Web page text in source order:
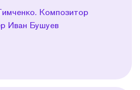
Композитор
Иван Бушуев